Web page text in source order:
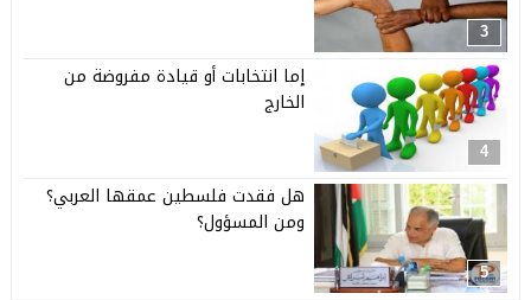
3
4
إما انتخابات أو قيادة مفروضة من
الخارج
5
هل فقدت فلسطين عمقها العربي؟
ومن المسؤول؟